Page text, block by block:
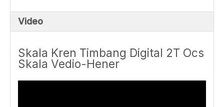
Video
Skala Kren Timbang Digital 2T Ocs
Skala Vedio-Hener